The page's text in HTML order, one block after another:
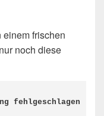
frischen
noch diese
fehlgeschlagen